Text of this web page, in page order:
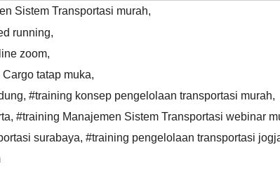
Sistem Transportasi murah,
running,
zoom,
tatap muka,
, #training konsep pengelolaan transportasi murah,
, #training Manajemen Sistem Transportasi webinar
surabaya, #training pengelolaan transportasi